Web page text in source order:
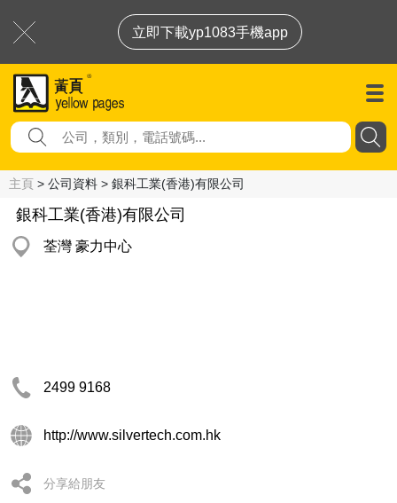
立即下載yp1083手機app
主頁 > 公司資料 > 銀科工業(香港)有限公司
銀科工業(香港)有限公司
荃灣 豪力中心
2499 9168
http://www.silvertech.com.hk
分享給朋友